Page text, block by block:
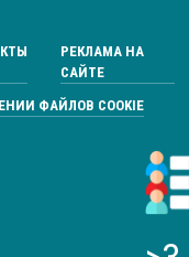
РЕКЛАМА НА
САЙТЕ
ФАЙЛОВ COOKIE